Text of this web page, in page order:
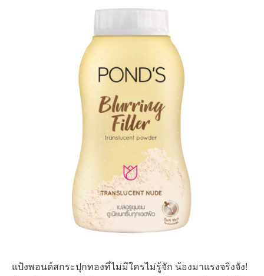
แป้งพอนด์สกระปุกทองที่ไม่มีใครไม่รู้จัก น้องมาแรงจริงจัง!